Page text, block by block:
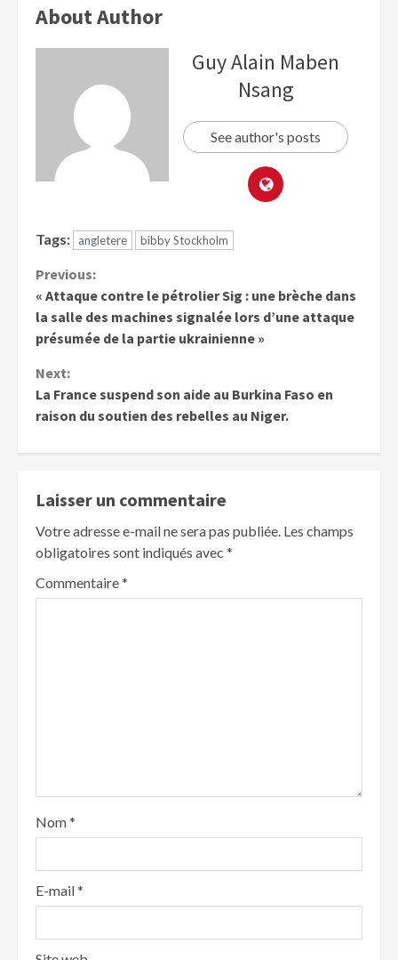
About Author
Guy Alain Maben
Nsang
See author's posts
Tags: angletere bibby Stockholm
Previous:
« Attaque contre le pétrolier Sig : une brèche dans
la salle des machines signalée lors d’une attaque
présumée de la partie ukrainienne »
Next:
La France suspend son aide au Burkina Faso en
raison du soutien des rebelles au Niger.
Laisser un commentaire
Votre adresse e-mail ne sera pas publiée. Les champs
obligatoires sont indiqués avec *
Commentaire*
Nom*
E-mail*